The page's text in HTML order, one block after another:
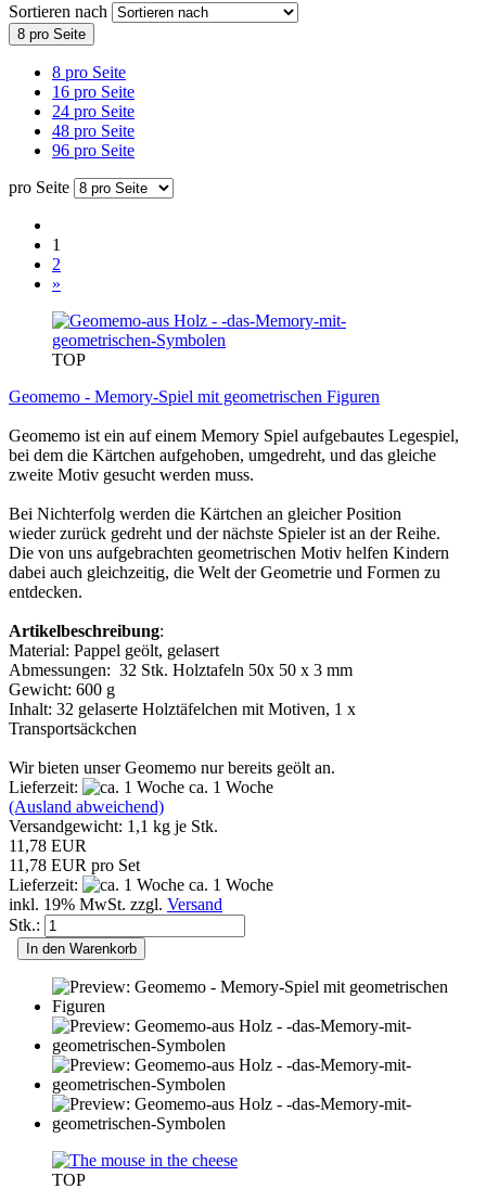
Sortieren nach
8 pro Seite
8 pro Seite
16 pro Seite
24 pro Seite
48 pro Seite
96 pro Seite
pro Seite
1
2
»
TOP
Geomemo - Memory-Spiel mit geometrischen Figuren
Geomemo ist ein auf einem Memory Spiel aufgebautes Legespiel,
bei dem die Kärtchen aufgehoben, umgedreht, und das gleiche
zweite Motiv gesucht werden muss.
Bei Nichterfolg werden die Kärtchen an gleicher Position
wieder zurück gedreht und der nächste Spieler ist an der Reihe.
Die von uns aufgebrachten geometrischen Motiv helfen Kindern
dabei auch gleichzeitig, die Welt der Geometrie und Formen zu
entdecken.
Artikelbeschreibung:
Material: Pappel geölt, gelasert
Abmessungen: 32 Stk. Holztafeln 50x 50 x 3 mm
Gewicht: 600 g
Inhalt: 32 gelaserte Holztäfelchen mit Motiven, 1 x
Transportsäckchen
Wir bieten unser Geomemo nur bereits geölt an.
Lieferzeit:
ca. 1 Woche
(Ausland abweichend)
Versandgewicht: 1,1 kg je Stk.
11,78 EUR
11,78 EUR pro Set
Lieferzeit:
ca. 1 Woche
inkl. 19% MwSt. zzgl. Versand
Stk.:
In den Warenkorb
TOP